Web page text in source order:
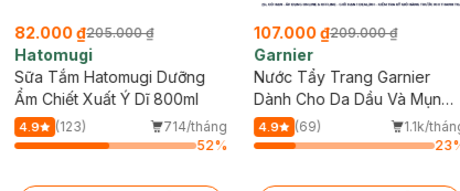
82.000 ₫205.000 ₫
Hatomugi
Sữa Tắm Hatomugi Dưỡng
Ẩm Chiết Xuất Ý Dĩ 800ml
4.9 (123)
714/tháng
52%
107.000 ₫209.000 ₫
Garnier
Nước Tẩy Trang Garnier
Dành Cho Da Dầu Và Mụn
400ml (Mới)
4.9 (69)
1.1k/
23